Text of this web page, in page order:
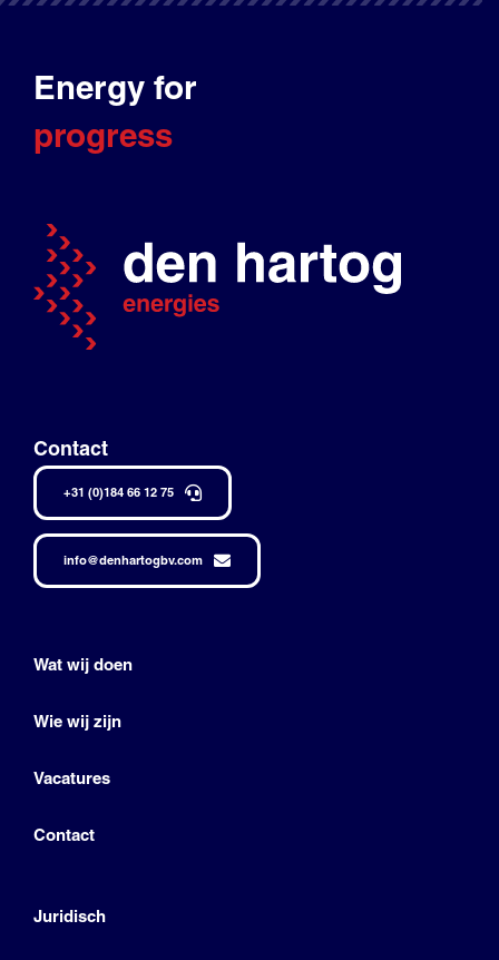
Energy for
progress
Contact
+31 (0)184 66 12 75
info@denhartogbv.com
Wat wij doen
Wie wij zijn
Vacatures
Contact
Juridisch